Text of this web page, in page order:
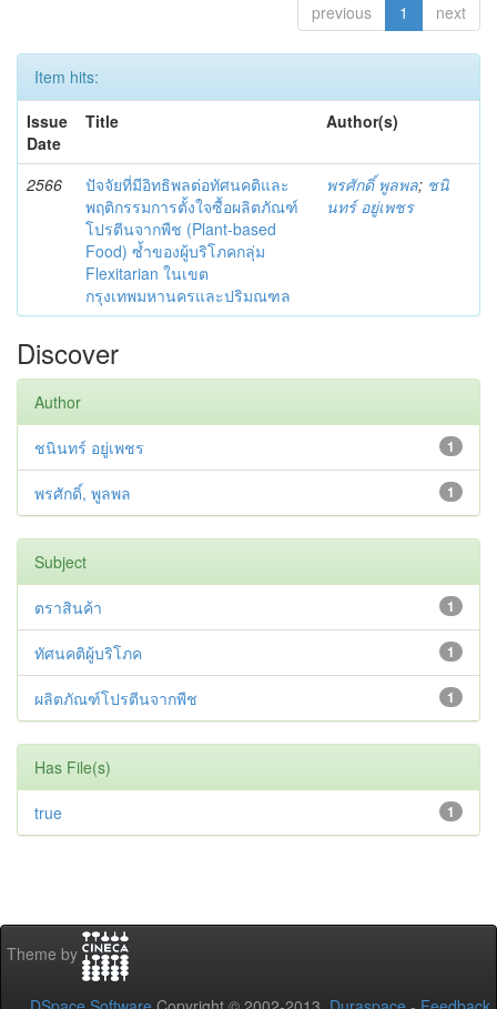
previous 1 next
Item hits:
Issue
Date
Title Author(s)
2566
ปัจจัยที่มีอิทธิพลต่อทัศนคติและ
พฤติกรรมการตั้งใจซื้อผลิตภัณฑ์
โปรตีนจากพืช (Plant-based
Food) ซ้ำของผู้บริโภคกลุ่ม
Flexitarian ในเขต
กรุงเทพมหานครและปริมณฑล
พรศักดิ์ พูลพล; ชนิ
นทร์ อยู่เพชร
Discover
Author
1
ชนินทร์ อยู่เพชร
1
พรศักดิ์, พูลพล
Subject
1
ตราสินค้า
1
ทัศนคติผู้บริโภค
1
ผลิตภัณฑ์โปรตีนจากพืช
Has File(s)
1
true
Theme by